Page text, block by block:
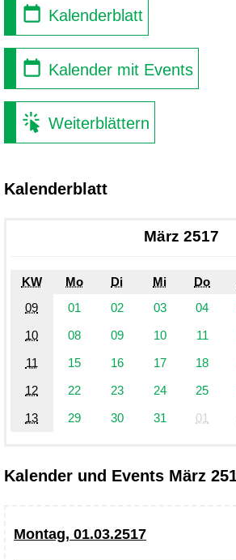
Kalenderblatt
Kalender mit Events
Weiterblättern
Kalenderblatt
März 2517
KW Mo Di Mi Do
09
01 02 03 04
10
08 09 10 11
11
15 16 17 18
12
22 23 24 25
13
29 30 31 01
Kalender und Events März
Montag, 01.03.2517